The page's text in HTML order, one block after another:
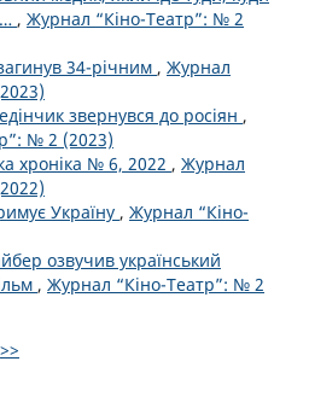
, Журнал “Кіно-Театр”: № 2
34-річним , Журнал
звернувся до росіян ,
№ 2 (2023)
хроніка № 6, 2022 , Журнал
Україну , Журнал “Кіно-
озвучив український
, Журнал “Кіно-Театр”: № 2
>>